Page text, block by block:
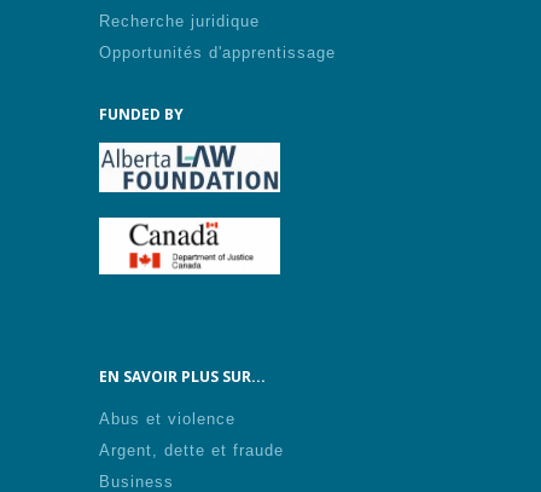
Recherche juridique
Opportunités d'apprentissage
FUNDED BY
EN SAVOIR PLUS SUR...
Abus et violence
Argent, dette et fraude
Business